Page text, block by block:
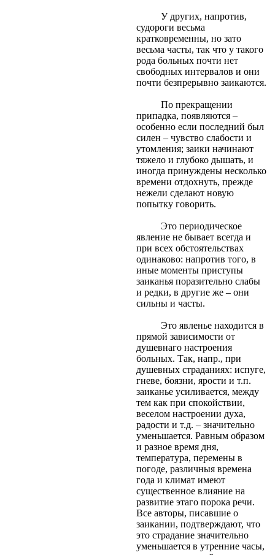
У других, напротив,
судороги весьма
кратковременны, но зато
весьма часты, так что у такого
рода больных почти нет
свободных интервалов и они
почти безпрерывно заикаются.
По прекращении
припадка, появляются –
особенно если последний был
силен – чувство слабости и
утомления; заики начинают
тяжело и глубоко дышать, и
иногда принуждены несколько
времени отдохнуть, прежде
нежели сделают новую
попытку говорить.
Это периодическое
явление не бывает всегда и
при всех обстоятельствах
одинаково: напротив того, в
иные моменты приступы
заиканья поразительно слабы
и редки, в другие же – они
сильны и часты.
Это явленье находится в
прямой зависимости от
душевнаго настроения
больных. Так, напр., при
душевных страданиях: испуге,
гневе, боязни, ярости и т.п.
заиканье усиливается, между
тем как при спокойствии,
веселом настроении духа,
радости и т.д. – значительно
уменьшается. Равным образом
и разное время дня,
температура, перемены в
погоде, различныя времена
года и климат имеют
существенное влияние на
развитие этаго порока речи.
Все авторы, писавшие о
заикании, подтверждают, что
это страдание значительно
уменьшается в утренние часы,